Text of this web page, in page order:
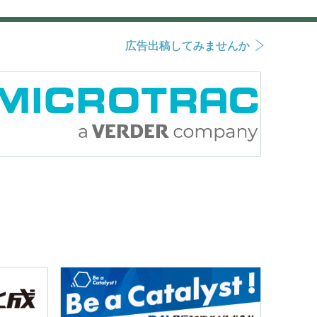
広告出稿してみませんか